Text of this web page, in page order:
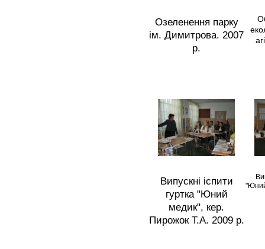
Озеленення парку
ім. Димитрова. 2007
р.
Випускні іспити
гуртка "Юний
медик", кер.
Пирожок Т.А. 2009 р.